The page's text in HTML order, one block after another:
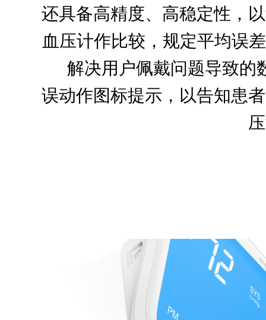
还具备高精度、高稳定性，
血压计作比较，规定平均误
解决用户佩戴问题导致的
误动作图标提示，以告知患